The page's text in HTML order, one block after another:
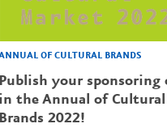
OF CULTURAL BRANDS
Publish your sponsoring
in the Annual of Cultural
Brands 2022!